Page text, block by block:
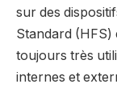
sur des
Standard (HFS)
toujours très
internes et